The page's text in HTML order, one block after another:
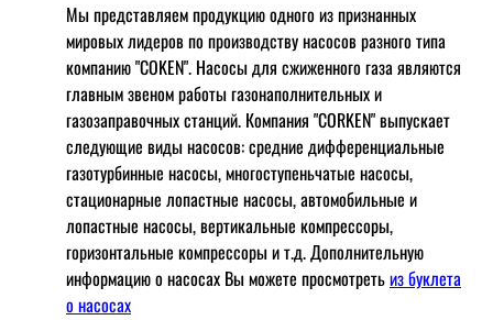
Мы представляем продукцию одного из признанных
мировых лидеров по производству насосов разного типа
компанию "COKEN". Насосы для сжиженного газа являются
главным звеном работы газонаполнительных и
газозаправочных станций. Компания "CORKEN" выпускает
следующие виды насосов: cредние дифференциальные
газотурбинные насосы, многоступеньчатые насосы,
стационарные лопастные насосы, автомобильные и
лопaстные насосы, вертикальные компрессоры,
горизонтальные компрессоры и т.д. Дополнительную
информацию о насосах Вы можете просмотретьиз буклета
о насосах